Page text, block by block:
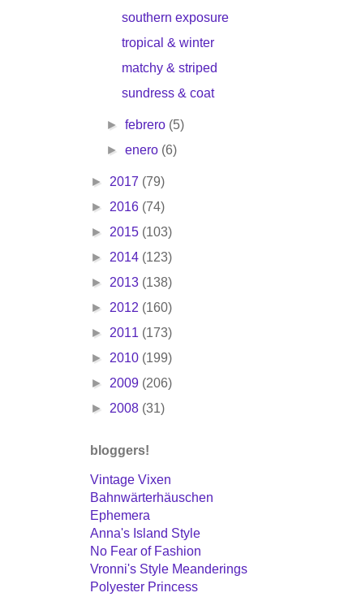
southern exposure
tropical & winter
matchy & striped
sundress & coat
► febrero (5)
► enero (6)
► 2017 (79)
► 2016 (74)
► 2015 (103)
► 2014 (123)
► 2013 (138)
► 2012 (160)
► 2011 (173)
► 2010 (199)
► 2009 (206)
► 2008 (31)
bloggers!
Vintage Vixen
Bahnwärterhäuschen
Ephemera
Anna's Island Style
No Fear of Fashion
Vronni's Style Meanderings
Polyester Princess